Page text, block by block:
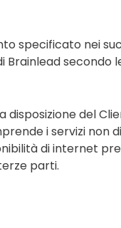
specificato nei
secondo
del
i servizi non
di internet
parti.